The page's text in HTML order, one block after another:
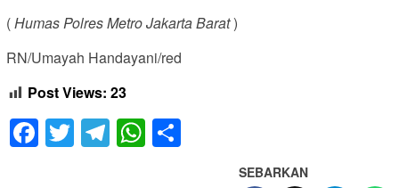
(Humas Polres Metro Jakarta Barat)
RN/Umayah Handayani/red
Post Views: 23
Facebook
Twitter
Telegram
WhatsApp
SEBARKAN